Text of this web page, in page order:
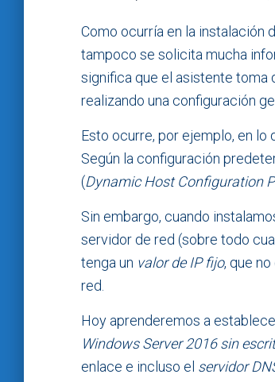
Como ocurría en la instalación
tampoco se solicita mucha
significa que el asistente toma
realizando una configuración
Esto ocurre, por ejemplo, en lo
Según la configuración
(Dynamic Host Configuration
Sin embargo, cuando
servidor de red (sobre todo
tenga un valor de IP fijo, que
red.
Hoy aprenderemos a
Windows Server 2016 sin
enlace e incluso el servidor